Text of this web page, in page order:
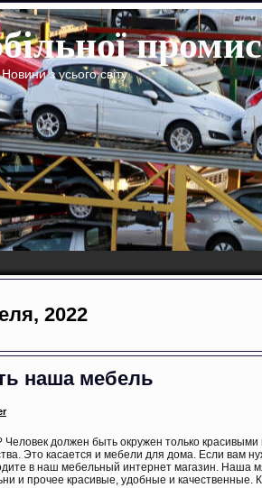
Новини з усього світу
2022
наша мебель
должен быть окружен только красивыми
Это касается и мебели для дома. Если вам
в наш мебельный интернет магазин. Наша
и прочее красивые, удобные и качественные.